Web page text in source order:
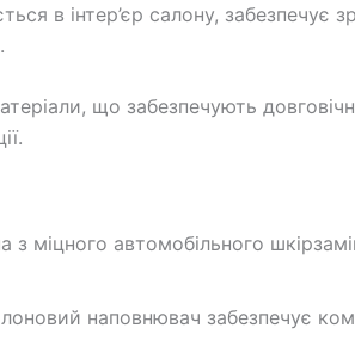
в інтер’єр салону,
що забезпечують
з міцного автомобільного
наповнювач забезпечує